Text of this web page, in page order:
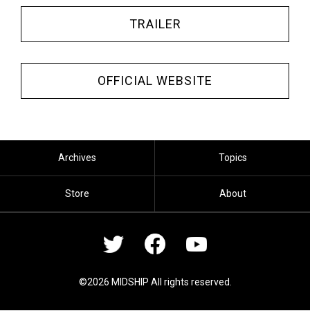
TRAILER
OFFICIAL WEBSITE
Archives Topics
Store About
©2026 MIDSHIP All rights reserved.